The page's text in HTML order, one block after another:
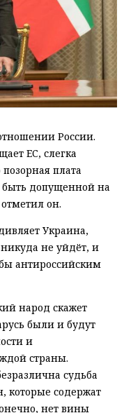
России.
ЕС, слегка
плата
допущенной на
он.
Украина,
не уйдёт, и
антироссийским
народ скажет
были и будут
и
страны.
судьба
которые содержат
нет вины